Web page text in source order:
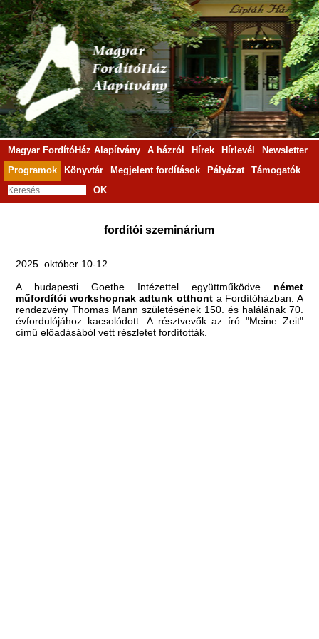
Magyar FordítóHáz Alapítvány A házról Hírek Hírlevél
Newsletter
Programok
Könyvtár Megjelent fordítások Pályázat
Támogatók
OK
fordítói szeminárium
2025. október 10-12.
A budapesti Goethe Intézettel együttműködvenémet
műfordítói workshopnak adtunk otthonta Fordítóházban. A
rendezvény Thomas Mann születésének 150. és halálának 70.
évfordulójához kacsolódott. A résztvevők az író "Meine Zeit"
című előadásából vett részletet fordították.